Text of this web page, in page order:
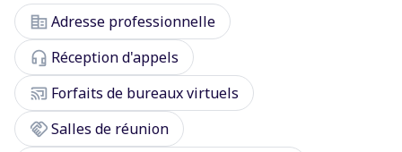
corporate_fareAdresse professionnelle
headset_mic Réception d'appels
cast_connected Forfaits de bureaux virtuels
handshakeSalles de réunion